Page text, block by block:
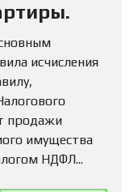
исчисления
продажи
имущества
НДФЛ...